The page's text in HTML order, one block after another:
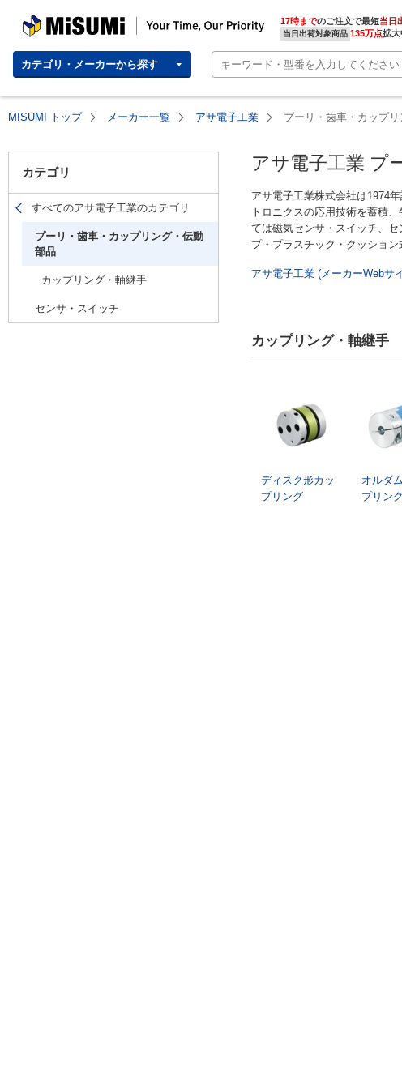
MISUMI | Your Time, Our Priority 17時までのご注文で最短当日
当日出荷対象商品 135万点拡大
カテゴリ・メーカーから探す
MISUMI トップ メーカー一覧 アサ電子工業 プーリ・歯車・カップ
カテゴリ
すべてのアサ電子工業のカテゴリ
プーリ・歯車・カップリング・伝動
部品
カップリング・軸継手
センサ・スイッチ
アサ電子工業 プ
アサ電子工業株式会社は1974
トロニクスの応用技術を蓄積
ては磁気センサ・スイッチ、
プ・プラスチック・クッショ
アサ電子工業 (メーカーWebサ
カップリング・軸継手
ディスク形カッ
プリング
オルダ
プリン